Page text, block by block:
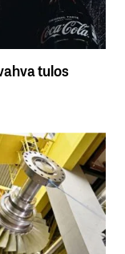
tulos